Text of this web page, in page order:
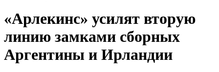
«Арлекинс» усилят вторую
линию замками сборных
Аргентины и Ирландии